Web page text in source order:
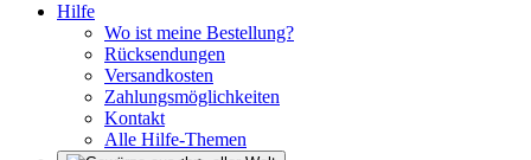
Hilfe
Wo ist meine Bestellung?
Rücksendungen
Versandkosten
Zahlungsmöglichkeiten
Kontakt
Alle Hilfe-Themen